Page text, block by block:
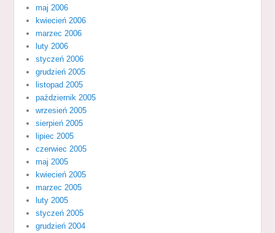
maj 2006
kwiecień 2006
marzec 2006
luty 2006
styczeń 2006
grudzień 2005
listopad 2005
październik 2005
wrzesień 2005
sierpień 2005
lipiec 2005
czerwiec 2005
maj 2005
kwiecień 2005
marzec 2005
luty 2005
styczeń 2005
grudzień 2004